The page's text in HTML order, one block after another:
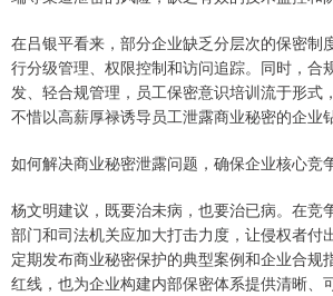
在吕银平看来，部分企业缺乏分层次的保密制
行分级管理、权限控制和访问追踪。同时，合
发、轻合规管理，员工保密意识培训流于形式
不惜以高薪厚禄诱导员工泄露商业秘密的企业
如何解决商业秘密泄露问题，确保企业核心竞
杨文明建议，既要治未病，也要治已病。在竞
部门和司法机关应加大打击力度，让侵权者付
定期发布商业秘密保护的典型案例和企业合规
红线，也为企业构建内部保密体系提供清晰、